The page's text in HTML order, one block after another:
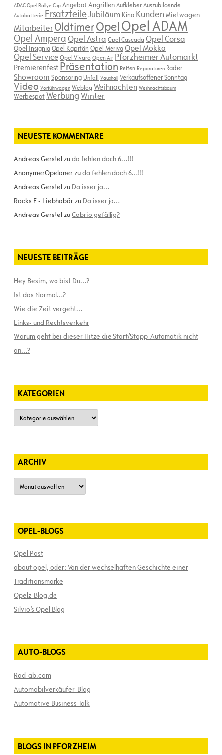
ADAC Opel Rallye Cup AngebotAngrillenAufkleberAuszubildende
Autobatterie ErsatzteileJubiläum Kino KundenMietwagen
Mitarbeiter OldtimerOpelOpel ADAM
Opel AmperaOpel Astra Opel Cascada Opel Corsa
Opel InsigniaOpel Kapitän Opel MerivaOpel Mokka
Opel ServiceOpel Vivaro Open Air Pforzheimer Automarkt
Premierenfest Präsentation Reifen Reparaturen Räder
Showroom Sponsoring Unfall Vauxhall Verkaufsoffener Sonntag
Video Vorführwagen Weblog Weihnachten Weihnachtsbaum
WerbespotWerbungWinter
NEUESTE KOMMENTARE
Andreas Gerstel zuda fehlen doch 6…!!!
AnonymerOpelanerzuda fehlen doch 6…!!!
Andreas Gerstel zu Da isser ja…
Rocks E - Liebhabärzu Da isser ja…
Andreas Gerstel zuCabrio gefällig?
NEUESTE BEITRÄGE
Hey Besim, wo bist Du…?
Ist das Normal…?
Wie die Zeit vergeht…
Links- und Rechtsverkehr
Warum geht bei dieser Hitze die Start/Stopp-Automatik nicht
an…?
KATEGORIEN
Kategorien
ARCHIV
Archiv
OPEL-BLOGS
Opel Post
about opel, oder: Von der wechselhaften Geschichte einer
Traditionsmarke
Opelz-Blog.de
Silvio’s Opel Blog
AUTO-BLOGS
Rad-ab.com
Automobilverkäufer-Blog
Automotive Business Talk
BLOGS IN PFORZHEIM